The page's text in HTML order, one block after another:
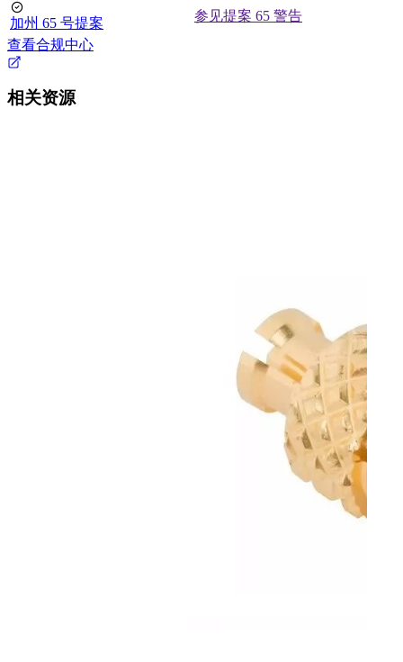
加州 65 号提案
参见提案 65 警告
查看合规中心
相关资源